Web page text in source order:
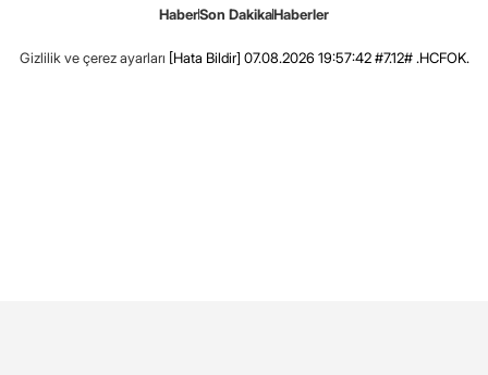
HaberSon DakikaHaberler
Gizlilik ve çerez ayarları [Hata Bildir] 07.08.2026 19:57:42 #7.12# .HCFOK.